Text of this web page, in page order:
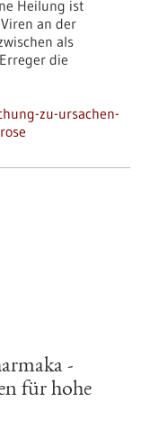
Heilung ist
an der
als
die
zu-ursachen-
-
für hohe